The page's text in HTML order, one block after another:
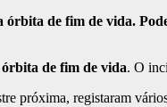
de fim de vida.
órbita de fim de vida. O
próxima, registaram